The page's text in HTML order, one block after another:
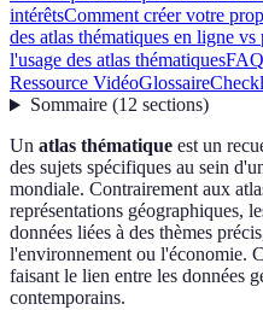
intérêtsComment créer votre
des atlas thématiques en ligne vs
l'usage des atlas thématiques
Ressource VidéoGlossaire
Sommaire(12 sections)
Un atlas thématique est un
des sujets spécifiques au sein
mondiale. Contrairement aux
représentations géographiques,
données liées à des thèmes
l'environnement ou l'économie.
faisant le lien entre les données
contemporains.